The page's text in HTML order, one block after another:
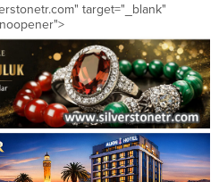
target="_blank"